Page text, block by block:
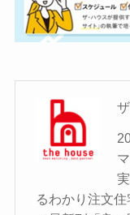
るわかり注文